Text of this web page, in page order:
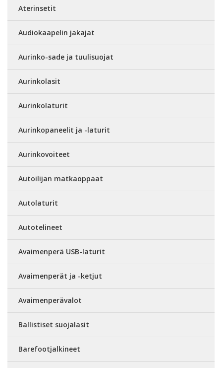
Aterinsetit
Audiokaapelin jakajat
Aurinko-sade ja tuulisuojat
Aurinkolasit
Aurinkolaturit
Aurinkopaneelit ja -laturit
Aurinkovoiteet
Autoilijan matkaoppaat
Autolaturit
Autotelineet
Avaimenperä USB-laturit
Avaimenperät ja -ketjut
Avaimenperävalot
Ballistiset suojalasit
Barefootjalkineet